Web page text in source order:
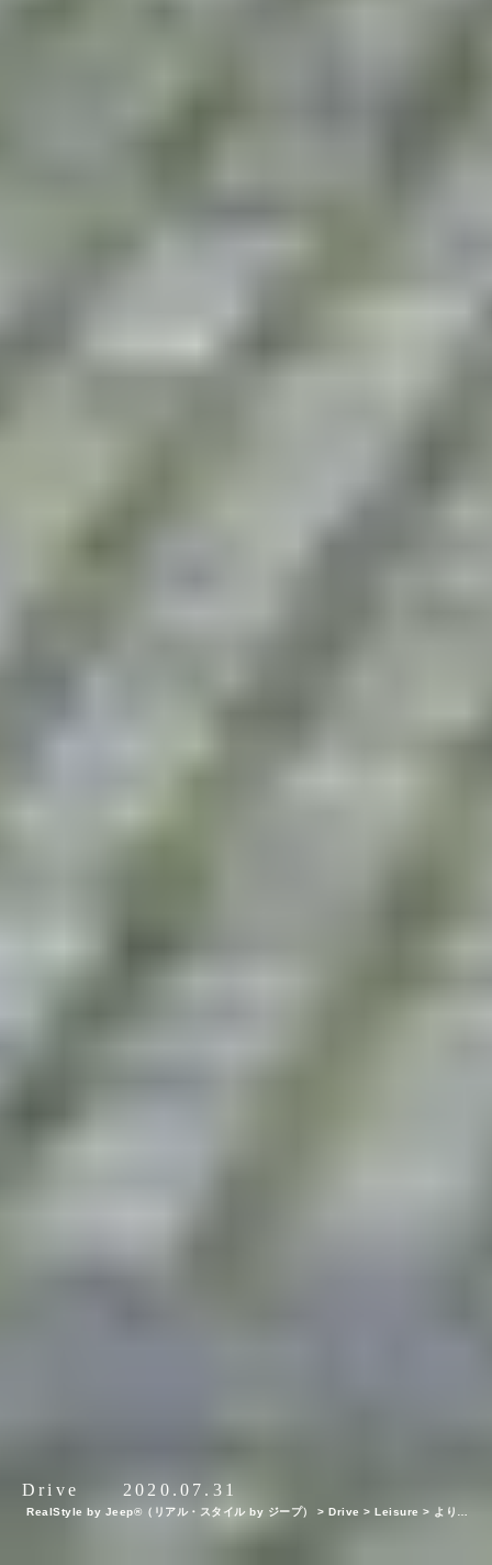
Drive 2020.07.31
RealStyle by Jeep®（リアル・スタイル by ジープ） >Drive >Leisure > よりグ